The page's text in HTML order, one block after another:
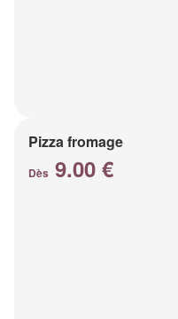
Pizza fromage
Dès 9.00 €